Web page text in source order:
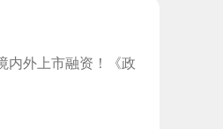
外上市融资！《政